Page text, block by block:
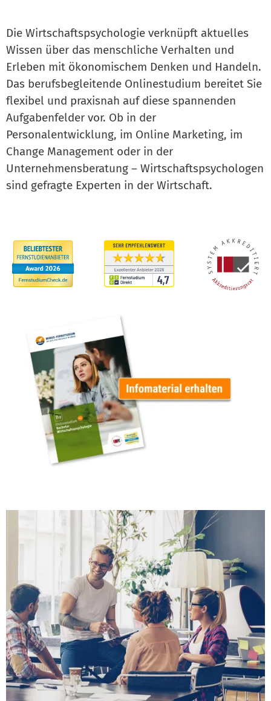
Die Wirtschaftspsychologie verknüpft aktuelles
Wissen über das menschliche Verhalten und
Erleben mit ökonomischem Denken und Handeln.
Das berufsbegleitende Onlinestudium bereitet Sie
flexibel und praxisnah auf diese spannenden
Aufgabenfelder vor. Ob in der
Personalentwicklung, im Online Marketing, im
Change Management oder in der
Unternehmensberatung – Wirtschaftspsychologen
sind gefragte Experten in der Wirtschaft.